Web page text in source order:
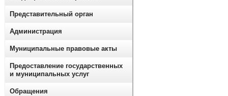
Представительный орган
Администрация
Муниципальные правовые акты
Предоставление государственных
и муниципальных услуг
Обращения